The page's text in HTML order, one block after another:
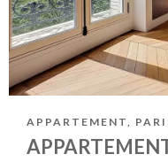
APPARTEMENT,